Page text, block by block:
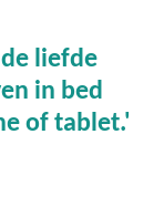
liefde
in bed
of tablet.'